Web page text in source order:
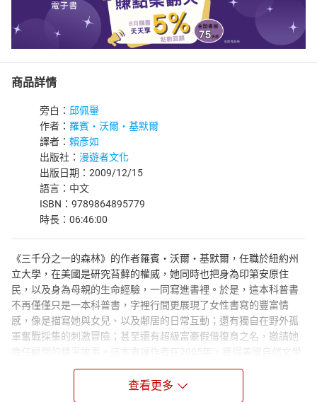
商品詳情
旁白： 邱佩轝
作者： 羅賓・沃爾・基默爾
譯者： 賴彥如
出版社： 漫遊者文化
出版日期：2009/12/15
語言：中文
ISBN：9789864895779
時長：06:46:00
《三千分之一的森林》的作者羅賓・沃爾・基默爾，任職於紐約州
立大學，在美國是研究苔蘚的權威，她同時也把身為印第安原住
民，以及身為母親的生命經驗，一同寫進書裡。於是，這本科普書
不再僅僅只是一本科普書，字裡行間更展現了女性書寫的豐富情
感，像是描寫她與女兒、以及鄰居的日常互動；還有獨自在野外孤
軍奮戰採集的刺激冒險；甚至還有超級富豪假借復育之名，邀請她
擔任顧問的精采故事。這本書讓作者在2005年，獲得美國自然文學
最高榮譽的獎項，「約翰・巴勒斯」文學獎。
苔蘚是最古老的植物，也是最早離開水域，征服陸地的植物。小小
查看更多